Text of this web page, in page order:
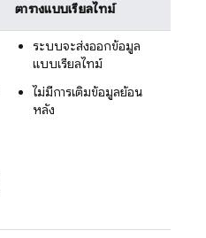
ตารางแบบเรียลไทม์
ระบบจะส่งออกข้อมูล
แบบเรียลไทม์
ไม่มีการเติมข้อมูลย้อน
หลัง